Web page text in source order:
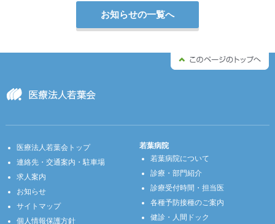
お知らせの一覧へ
医療法人若葉会トップ
連絡先・交通案内・駐車場
求人案内
お知らせ
サイトマップ
個人情報保護方針
若葉病院
若葉病院について
診療・部門紹介
診療受付時間・担当医
各種予防接種のご案内
健診・人間ドック